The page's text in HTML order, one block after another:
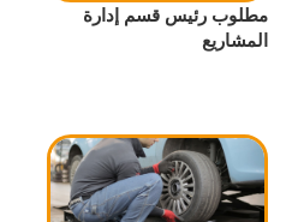
مطلوب رئيس قسم إدارة
المشاريع